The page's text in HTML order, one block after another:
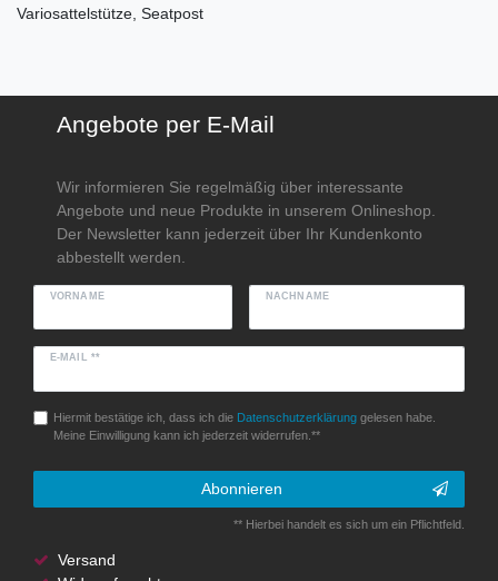
Variosattelstütze, Seatpost
Angebote per E-Mail
Wir informieren Sie regelmäßig über interessante
Angebote und neue Produkte in unserem Onlineshop.
Der Newsletter kann jederzeit über Ihr Kundenkonto
abbestellt werden.
VORNAME NACHNAME
E-MAIL **
Hiermit bestätige ich, dass ich die Daten­schutz­erklärunggelesen habe.
Meine Einwilligung kann ich jederzeit widerrufen.**
Abonnieren
** Hierbei handelt es sich um ein Pflichtfeld.
Versand